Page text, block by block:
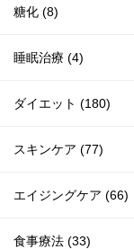
糖化 (8)
睡眠治療 (4)
ダイエット (180)
スキンケア (77)
エイジングケア (66)
食事療法 (33)